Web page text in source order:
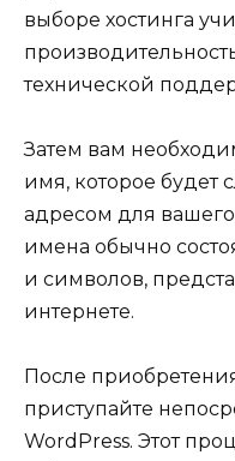
выборе хостинга
технической
Затем вам
имя, которое будет
адресом для
имена обычно
и символов,
интернете.
После
приступайте
WordPress. Этот